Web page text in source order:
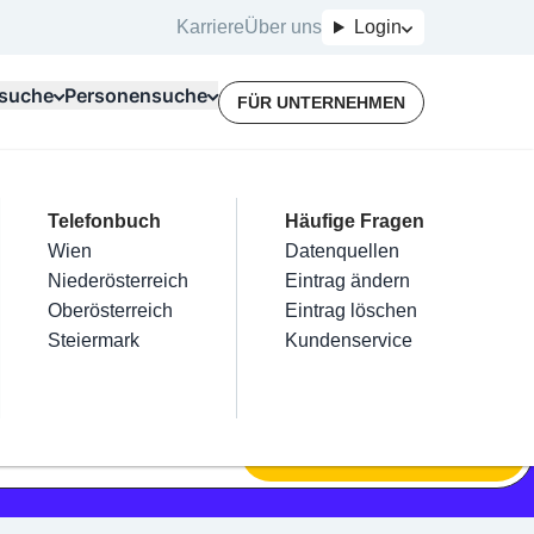
KarriereÜber uns Login
Kategorien
Friseur
Nägel
Haarentfernung
Make-Up
Für Unternehmer
Terminbuchung
Kostenlose Beratung
Top Branchen
Elektriker
Installateure
Maler & Lackierer
Branchen A-Z
Mein Firmeneintrag
Eintrag hinzufügen
Eintrag beanspruchen
Eintrag verwalten
Eintrag bewerben
Personensuche
Telefonbuch
Wien
Niederösterreich
Oberösterreich
Steiermark
Häufige Fragen
Datenquellen
Eintrag ändern
Eintrag löschen
Kundenservice
FÜR UNTERNEHMEN